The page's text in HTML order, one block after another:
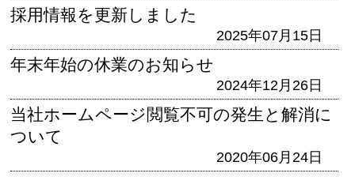
採用情報を更新しました
2025年07月15日
年末年始の休業のお知らせ
2024年12月26日
当社ホームページ閲覧不可の発生と解消に
ついて
2020年06月24日